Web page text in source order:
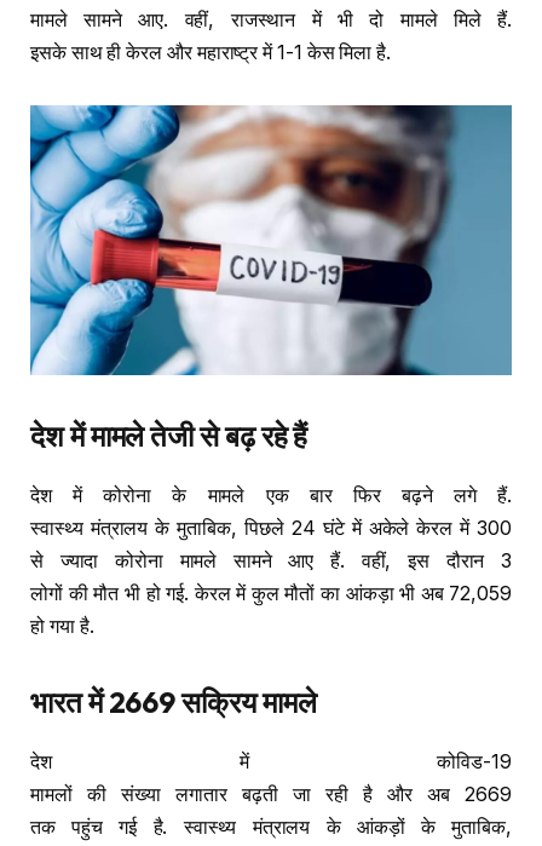
मामले सामने आए. वहीं, राजस्थान में भी दो मामले मिले हैं.
इसके साथ ही केरल और महाराष्ट्र में 1-1 केस मिला है.
देशमेंमामलेतेजीसेबढ़रहेहैं
देश में कोरोना के मामले एक बार फिर बढ़ने लगे हैं.
स्वास्थ्य मंत्रालय के मुताबिक, पिछले 24 घंटे में अकेले केरल में 300
से ज्यादा कोरोना मामले सामने आए हैं. वहीं, इस दौरान 3
लोगों की मौत भी हो गई. केरल में कुल मौतों का आंकड़ा भी अब 72,059
हो गया है.
भारतमें2669सक्रियमामले
देश में कोविड-19
मामलों की संख्या लगातार बढ़ती जा रही है और अब 2669
तक पहुंच गई है. स्वास्थ्य मंत्रालय के आंकड़ों के मुताबिक,